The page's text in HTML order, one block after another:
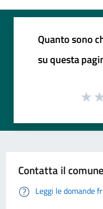
Quanto sono
su questa
Contatta il comune
Leggi le domande